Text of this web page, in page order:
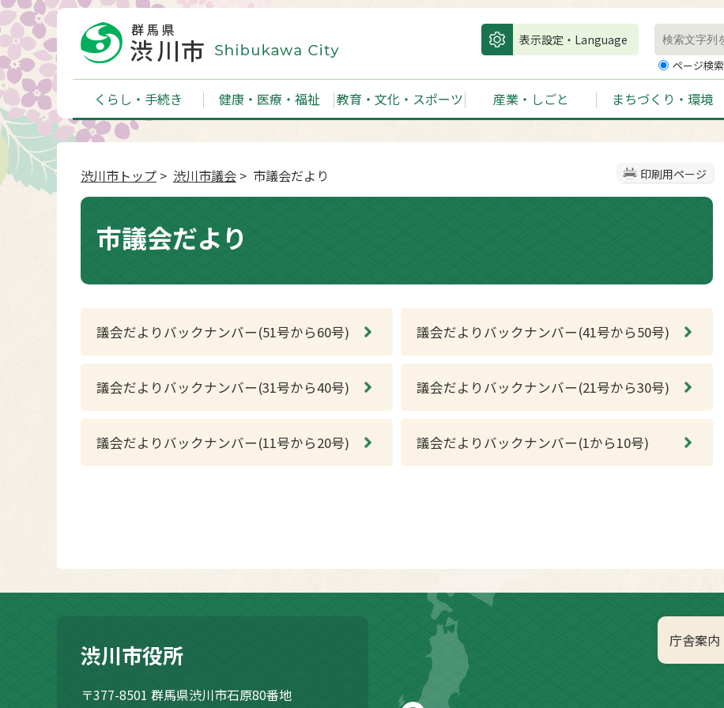
表示設定・Language
ページ検索
くらし・手続き 健康・医療・福祉 教育・文化・スポーツ 産業・しごと まちづくり・環境
印刷用ページ
渋川市トップ > 渋川市議会 > 市議会だより
市議会だより
議会だよりバックナンバー(51号から60号) 議会だよりバックナンバー(41号から50号)
議会だよりバックナンバー(31号から40号) 議会だよりバックナンバー(21号から30号)
議会だよりバックナンバー(11号から20号) 議会だよりバックナンバー(1から10号)
庁舎案内
渋川市役所
〒377-8501 群馬県渋川市石原80番地